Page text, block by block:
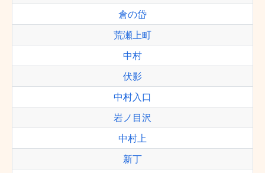
倉の岱
荒瀬上町
中村
伏影
中村入口
岩ノ目沢
中村上
新丁